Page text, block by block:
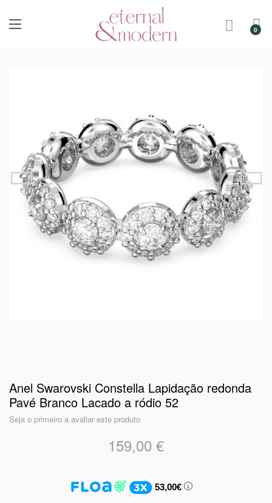
Anel Swarovski Constella Lapidação redonda
Pavé Branco Lacado a ródio 52
Seja o primeiro a avaliar este produto
159,00 €
53,00€